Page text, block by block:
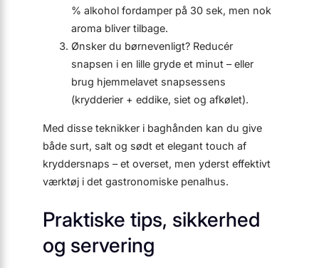
% alkohol fordamper på 30 sek, men nok
aroma bliver tilbage.
Ønsker du børnevenligt? Reducér
snapsen i en lille gryde et minut – eller
brug hjemmelavet snapsessens
(krydderier + eddike, siet og afkølet).
Med disse teknikker i baghånden kan du give
både surt, salt og sødt et elegant touch af
kryddersnaps – et overset, men yderst effektivt
værktøj i det gastronomiske pen­alhus.
Praktiske tips, sikkerhed
og servering